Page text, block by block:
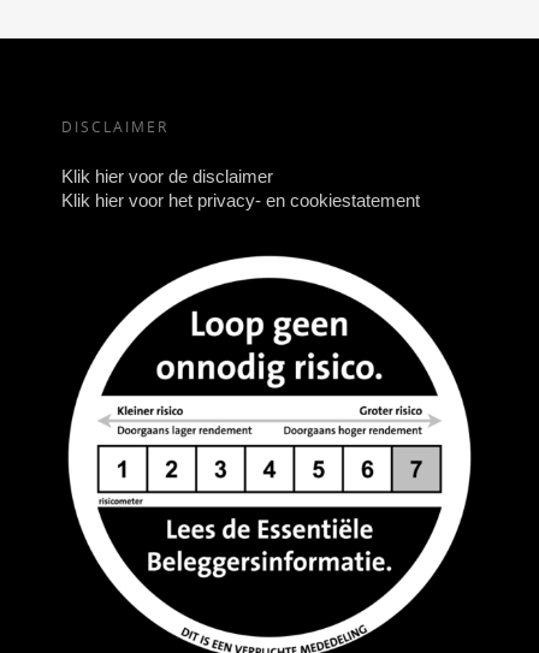
DISCLAIMER
Klik hier voor de disclaimer
Klik hier voor het privacy- en cookiestatement